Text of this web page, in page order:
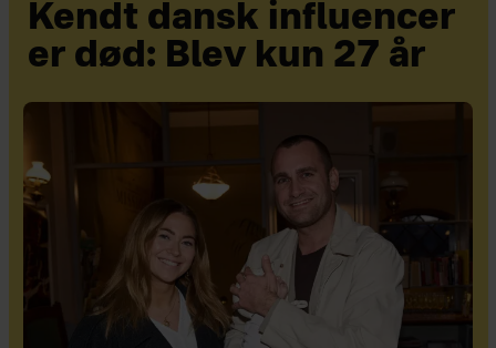
Kendt dansk influencer
er død: Blev kun 27 år